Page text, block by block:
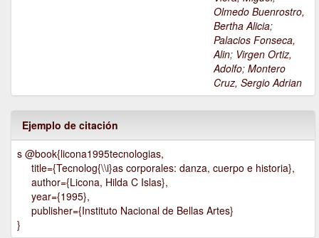
Olmedo Buenrostro,
Bertha Alicia;
Palacios Fonseca,
Alin; Virgen Ortiz,
Adolfo; Montero
Cruz, Sergio Adrian
Ejemplo de citación
s @book{licona1995tecnologias,
title={Tecnolog{\\i}as corporales: danza, cuerpo e historia},
author={Licona, Hilda C Islas},
year={1995},
publisher={Instituto Nacional de Bellas Artes}
}